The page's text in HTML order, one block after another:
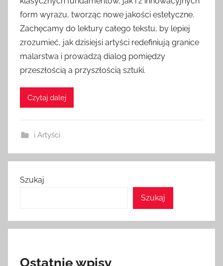
form wyrazu, tworząc nowe jakości estetyczne.
Zachęcamy do lektury całego tekstu, by lepiej
zrozumieć, jak dzisiejsi artyści redefiniują granice
malarstwa i prowadzą dialog pomiędzy
przeszłością a przyszłością sztuki.
Czytaj dalej
i Artyści
Szukaj
Szukaj
Ostatnie wpisy